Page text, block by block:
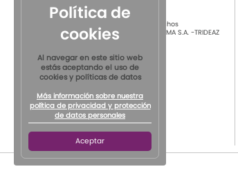
© 2021 por Tania Todos los derechos
ReservadosTIENDAS DE ROPA INTIMA S.A. -TRIDEAZ
S.A. Nit 890.901.218-4
Política de
cookies
Al navegar en este sitio web
estás aceptando el uso de
cookies y políticas de datos
Más información sobre nuestra
política de privacidad y protección
de datos personales
Aceptar